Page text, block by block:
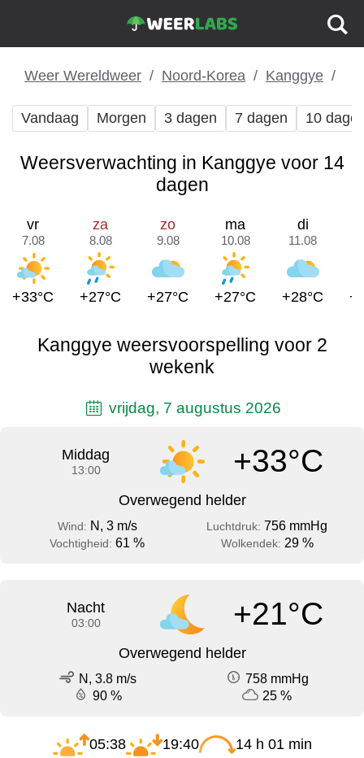
Weer Wereldweer Noord-Korea Kanggye
Vandaag Morgen 3 dagen 7 dagen 10
Weersverwachting in Kanggye voor 14
dagen
vr
7.08
+33°C
za
8.08
+27°C
zo
9.08
+27°C
ma
10.08
+27°C
di
11.08
+28°C
Kanggye weersvoorspelling voor 2
wekenk
vrijdag, 7 augustus 2026
Middag
13:00 +33°C
Overwegend helder
Wind: N, 3 m/s Luchtdruk: 756 mmHg
Vochtigheid: 61 % Wolkendek: 29 %
Nacht
03:00 +21°C
Overwegend helder
N, 3.8 m/s
758 mmHg
90 %
25 %
05:38 19:40 14 h 01 min